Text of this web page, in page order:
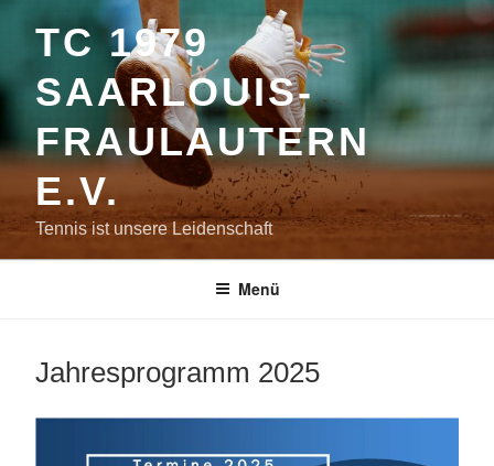
InhaltTC 1979
SAARLOUIS-
FRAULAUTERN
E.V.
Tennis ist unsere Leidenschaft
Menü
Jahresprogramm 2025